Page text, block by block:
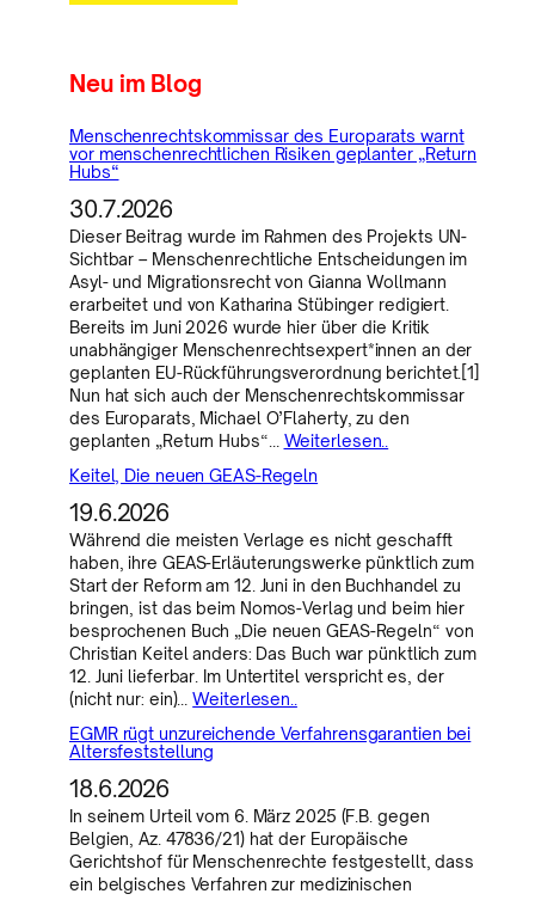
Neu im Blog
Menschenrechtskommissar des Europarats warnt
vor menschenrechtlichen Risiken geplanter „Return
Hubs“
30.7.2026
Dieser Beitrag wurde im Rahmen des Projekts UN-
Sichtbar – Menschenrechtliche Entscheidungen im
Asyl- und Migrationsrecht von Gianna Wollmann
erarbeitet und von Katharina Stübinger redigiert.
Bereits im Juni 2026 wurde hier über die Kritik
unabhängiger Menschenrechtsexpert*innen an der
geplanten EU-Rückführungsverordnung berichtet.[1]
Nun hat sich auch der Menschenrechtskommissar
des Europarats, Michael O’Flaherty, zu den
geplanten „Return Hubs“… Weiterlesen..
Keitel, Die neuen GEAS-Regeln
19.6.2026
Während die meisten Verlage es nicht geschafft
haben, ihre GEAS-Erläuterungswerke pünktlich zum
Start der Reform am 12. Juni in den Buchhandel zu
bringen, ist das beim Nomos-Verlag und beim hier
besprochenen Buch „Die neuen GEAS-Regeln“ von
Christian Keitel anders: Das Buch war pünktlich zum
12. Juni lieferbar. Im Untertitel verspricht es, der
(nicht nur: ein)…Weiterlesen..
EGMR rügt unzureichende Verfahrensgarantien bei
Altersfeststellung
18.6.2026
In seinem Urteil vom 6. März 2025 (F.B. gegen
Belgien, Az. 47836/21) hat der Europäische
Gerichtshof für Menschenrechte festgestellt, dass
ein belgisches Verfahren zur medizinischen